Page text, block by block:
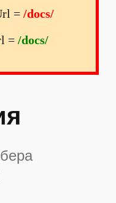
= /docs/
= /docs/